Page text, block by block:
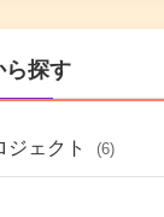
ら探す
ジェクト (6)